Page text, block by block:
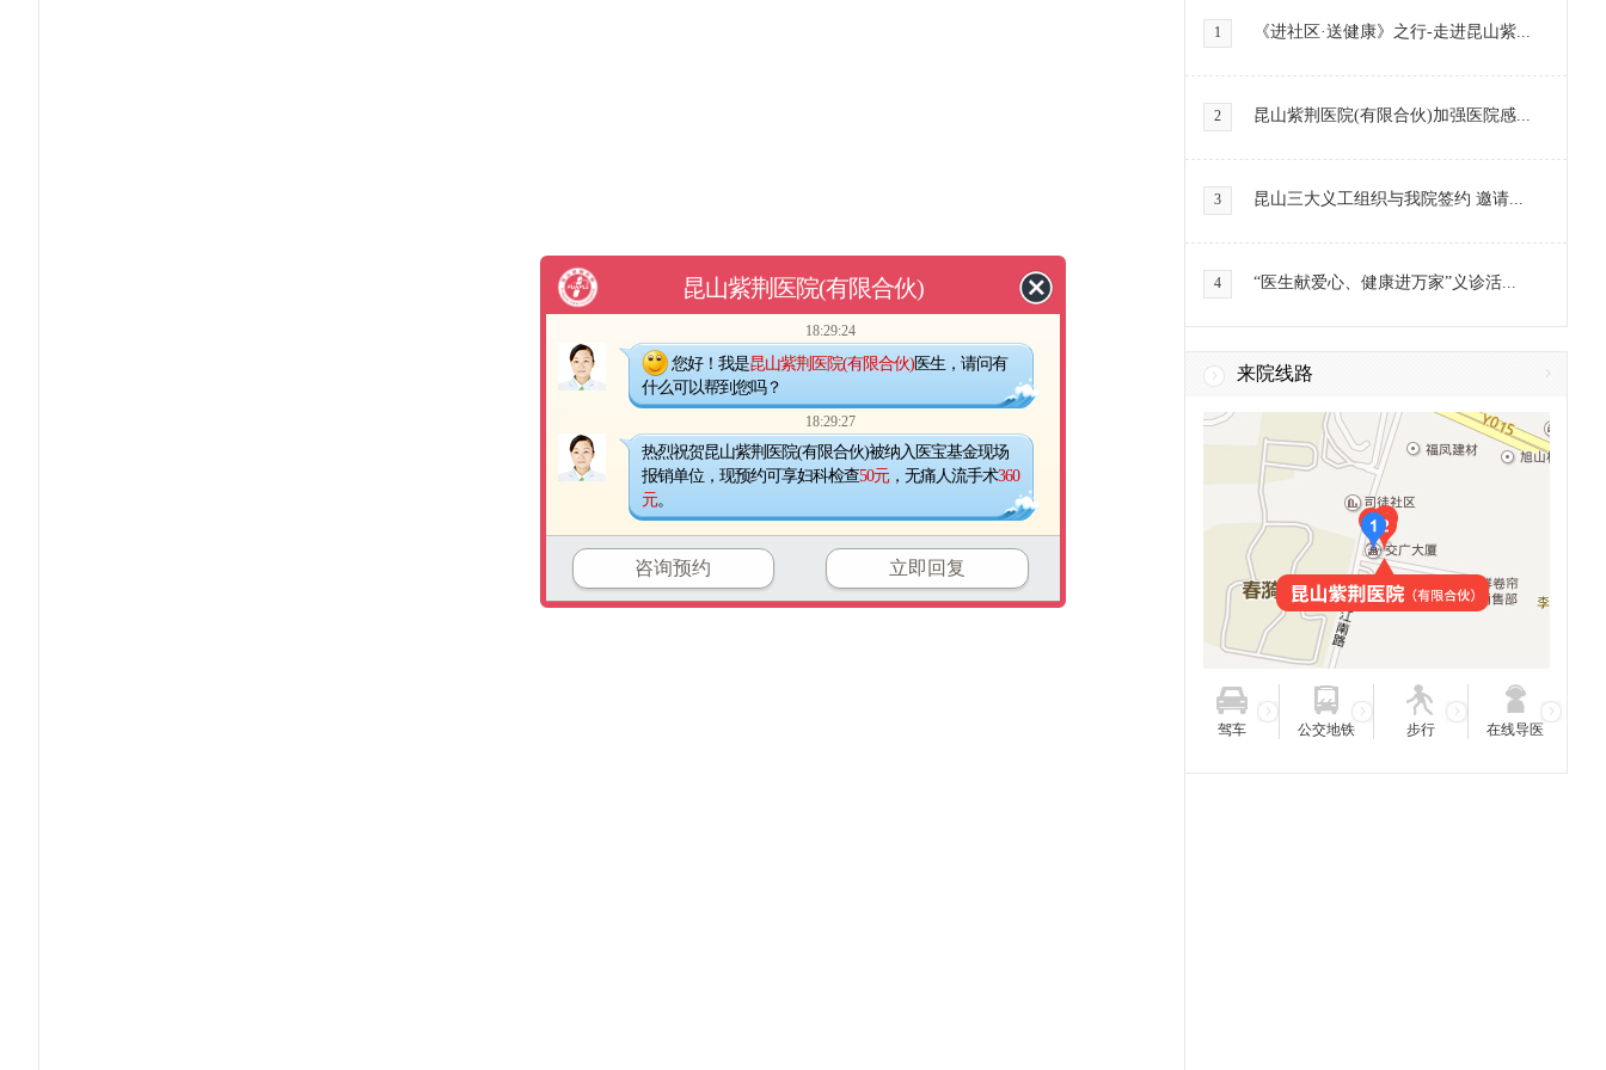
1 《进社区·送健康》之行-走进昆山紫...
2 昆山紫荆医院(有限合伙)加强医院感...
3 昆山三大义工组织与我院签约 邀请...
4 “医生献爱心、健康进万家”义诊活...
来院线路
驾车 公交地铁 步行 在线导医
昆山紫荆医院(有限合伙)
18:29:24
您好！我是昆山紫荆医院(有限合伙)医生，请问有
什么可以帮到您吗？
18:29:27
热烈祝贺昆山紫荆医院(有限合伙)被纳入医宝基金现场
报销单位，现预约可享妇科检查50元，无痛人流手术360
元。
咨询预约 立即回复